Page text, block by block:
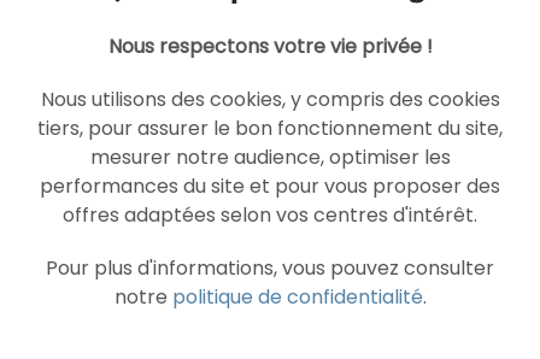
LIRE L'ARTICLE
SOCIAL ADS TIKTOK ADS
Nous respectons votre vie privée !
Nous utilisons des cookies, y compris des cookies
tiers, pour assurer le bon fonctionnement du site,
mesurer notre audience, optimiser les
performances du site et pour vous proposer des
offres adaptées selon vos centres d'intérêt.
Pour plus d'informations, vous pouvez consulter
notre politique de confidentialité.